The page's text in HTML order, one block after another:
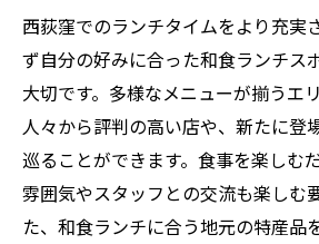
西荻窪でのランチタイムをより充実
ず自分の好みに合った和食ランチス
大切です。多様なメニューが揃うエ
人々から評判の高い店や、新たに登
巡ることができます。食事を楽しむ
雰囲気やスタッフとの交流も楽しむ
た、和食ランチに合う地元の特産品